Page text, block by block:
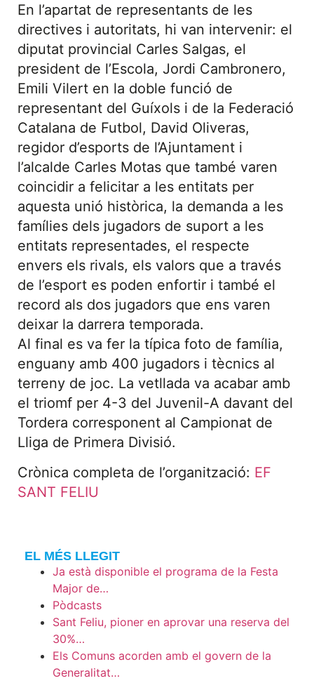
En l’apartat de representants de les
directives i autoritats, hi van intervenir: el
diputat provincial Carles Salgas, el
president de l’Escola, Jordi Cambronero,
Emili Vilert en la doble funció de
representant del Guíxols i de la Federació
Catalana de Futbol, David Oliveras,
regidor d’esports de l’Ajuntament i
l’alcalde Carles Motas que també varen
coincidir a felicitar a les entitats per
aquesta unió històrica, la demanda a les
famílies dels jugadors de suport a les
entitats representades, el respecte
envers els rivals, els valors que a través
de l’esport es poden enfortir i també el
record als dos jugadors que ens varen
deixar la darrera temporada.
Al final es va fer la típica foto de família,
enguany amb 400 jugadors i tècnics al
terreny de joc. La vetllada va acabar amb
el triomf per 4-3 del Juvenil-A davant del
Tordera corresponent al Campionat de
Lliga de Primera Divisió.
Crònica completa de l’organització: EF
SANT FELIU
EL MÉS LLEGIT
Ja està disponible el programa de la Festa
Major de…
Pòdcasts
Sant Feliu, pioner en aprovar una reserva del
30%…
Els Comuns acorden amb el govern de la
Generalitat…